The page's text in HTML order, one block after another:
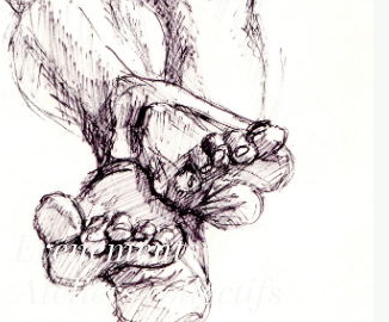
Événements /
Ateliers collectifs